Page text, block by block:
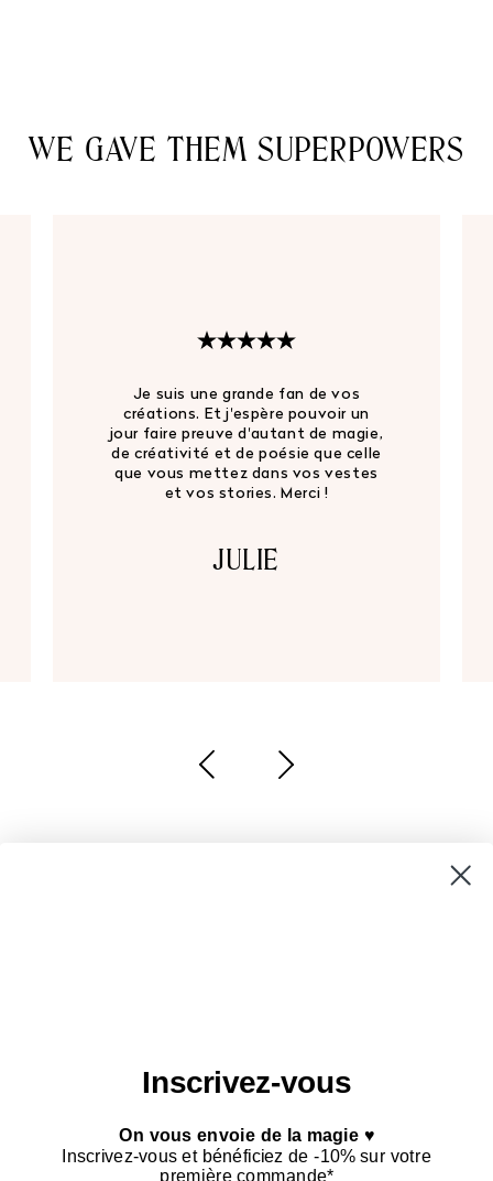
WE GAVE THEM SUPERPOWERS
Je suis une grande fan de vos
créations. Et j'espère pouvoir un
jour faire preuve d'autant de magie,
de créativité et de poésie que celle
que vous mettez dans vos vestes
et vos stories. Merci !
JULIE
S’INSCRIRE
Inscrivez-vous
On vous envoie de la magie ♥
Inscrivez-vous et bénéficiez de -10% sur votre
première commande*